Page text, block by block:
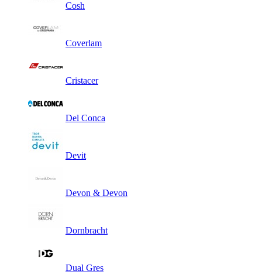
Cosh
Coverlam
Cristacer
Del Conca
Devit
Devon & Devon
Dornbracht
Dual Gres